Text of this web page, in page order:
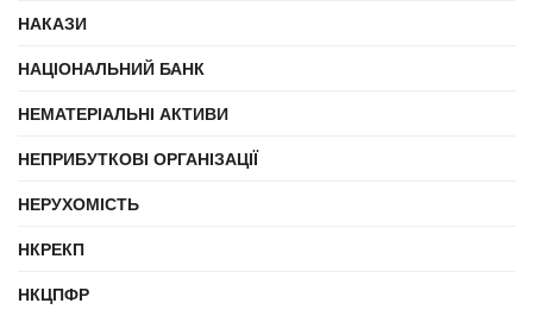
НАКАЗИ
НАЦІОНАЛЬНИЙ БАНК
НЕМАТЕРІАЛЬНІ АКТИВИ
НЕПРИБУТКОВІ ОРГАНІЗАЦІЇ
НЕРУХОМІСТЬ
НКРЕКП
НКЦПФР